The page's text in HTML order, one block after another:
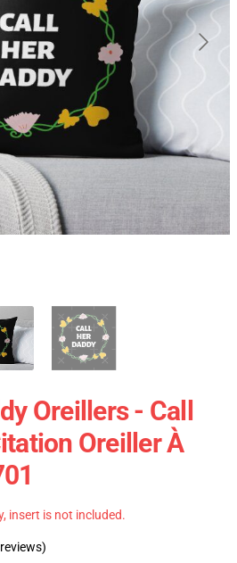
Oreillers - Call
Oreiller À
insert is not included.